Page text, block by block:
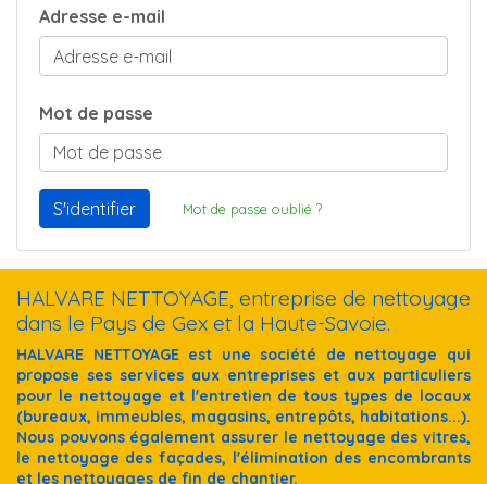
Adresse e-mail
Mot de passe
Mot de passe oublié ?
HALVARE NETTOYAGE, entreprise de nettoyage
dans le Pays de Gex et la Haute-Savoie.
HALVARE NETTOYAGE est une société de nettoyage qui
propose ses services aux entreprises et aux particuliers
pour le nettoyage et l'entretien de tous types de locaux
(bureaux, immeubles, magasins, entrepôts, habitations...).
Nous pouvons également assurer le nettoyage des vitres,
le nettoyage des façades, l'élimination des encombrants
et les nettoyages de fin de chantier.